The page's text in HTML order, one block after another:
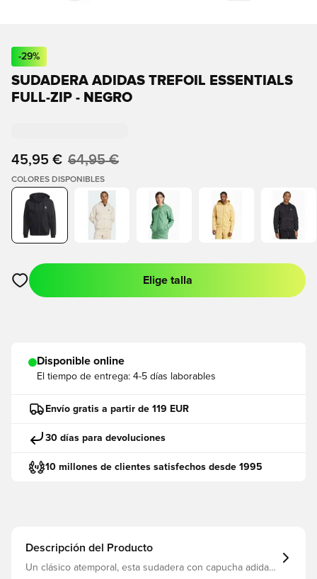
-29%
SUDADERA ADIDAS TREFOIL ESSENTIALS
FULL-ZIP - NEGRO
45,95 € 64,95 €
COLORES DISPONIBLES
Abre un modal para iniciar sesión o registrarse como miembro
Elige talla
Disponible online
El tiempo de entrega: 4-5 días laborables
Envío gratis a partir de 119 EUR
30 días para devoluciones
10 millones de clientes satisfechos desde 1995
Descripción del Producto
Un clásico atemporal, esta sudadera con capucha adidas